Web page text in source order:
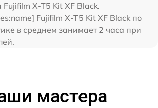
X-T5 Kit XF Black.
Fujifilm X-T5 Kit XF Black по
в среднем занимает 2 часа при
мастера